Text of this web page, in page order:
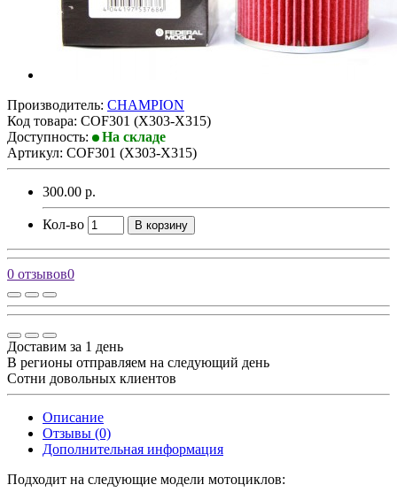
Производитель: CHAMPION
Код товара: COF301 (X303-X315)
Доступность:
На складе
Артикул: COF301 (X303-X315)
300.00 р.
Кол-во В корзину
0 отзывов0
Доставим за 1 день
В регионы отправляем на следующий день
Сотни довольных клиентов
Описание
Отзывы (0)
Дополнительная информация
Подходит на следующие модели мотоциклов: